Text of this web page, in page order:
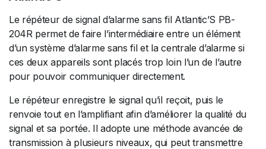
Le répéteur de signal d’alarme sans fil Atlantic’S PB-
204R permet de faire l’intermédiaire entre un élément
d’un système d’alarme sans fil et la centrale d’alarme si
ces deux appareils sont placés trop loin l’un de l’autre
pour pouvoir communiquer directement.
Le répéteur enregistre le signal qu’il reçoit, puis le
renvoie tout en l’amplifiant afin d’améliorer la qualité du
signal et sa portée. Il adopte une méthode avancée de
transmission à plusieurs niveaux, qui peut transmettre